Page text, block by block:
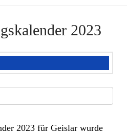
2023
2023 für Geislar wurde